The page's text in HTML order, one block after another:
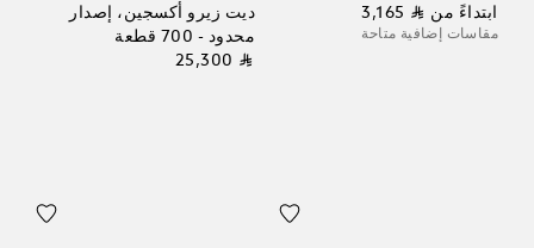
ابتداءً من ⃁ 3,165
مقاسات إضافية متاحة
ديت زيرو أكسجين، إصدار
محدود - 700 قطعة
⃁ 25,300